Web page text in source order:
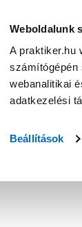
Weboldalunk
A praktiker.hu
számítógépén
webanalitikai
adatkezelési
Beállítások